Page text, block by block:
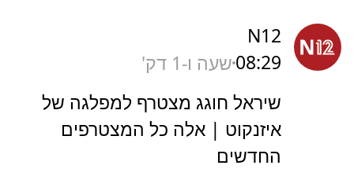
N12
08:29שעה ו-1 דק'
שיראל חוגג מצטרף למפלגה של
איזנקוט | אלה כל המצטרפים
החדשים